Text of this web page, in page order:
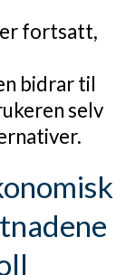
fortsatt,
bidrar til
selv